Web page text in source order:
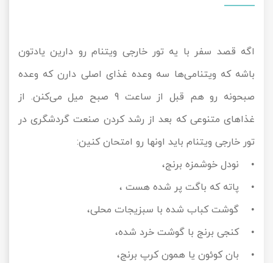
اگه قصد سفر با یه تور خارجی ویتنامرو دارین یادتون
باشه که ویتنامی‌ها سه وعده غذای اصلی دارن که وعده
صبحونه رو هم قبل از ساعت 9 صبح میل می‌کنن. از
غذاهای متنوعی که بعد از رشد کردن صنعت گردشگری در
تور خارجی ویتنام باید اونها رو امتحان کنین:
• نودل خوشمزه برنج،
• پاته که باگت پر شده هست ،
• گوشت کباب شده با سبزیجات محلی،
• کنجی برنج با گوشت خرد شده،
• بان کوئون یا همون کرپ برنج،